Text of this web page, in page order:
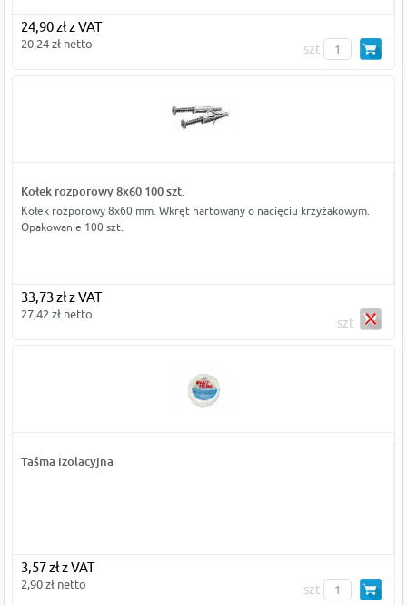
24,90 zł z VAT
20,24 zł netto szt
Kołek rozporowy 8x60 100 szt.
Kołek rozporowy 8x60 mm. Wkręt hartowany o nacięciu krzyżakowym.
Opakowanie 100 szt.
33,73 zł z VAT
27,42 zł netto
szt
Taśma izolacyjna
3,57 zł z VAT
2,90 zł netto szt